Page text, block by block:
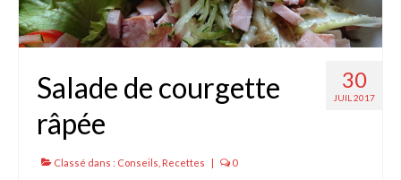
Callas – arum
Dahlias
Dahlia Cactus 100 cm
Dahlia Décoratif 70 – 100 cm
30
JUIL 2017
Salade de courgette
râpée
Classé dans : Conseils Recettes 0